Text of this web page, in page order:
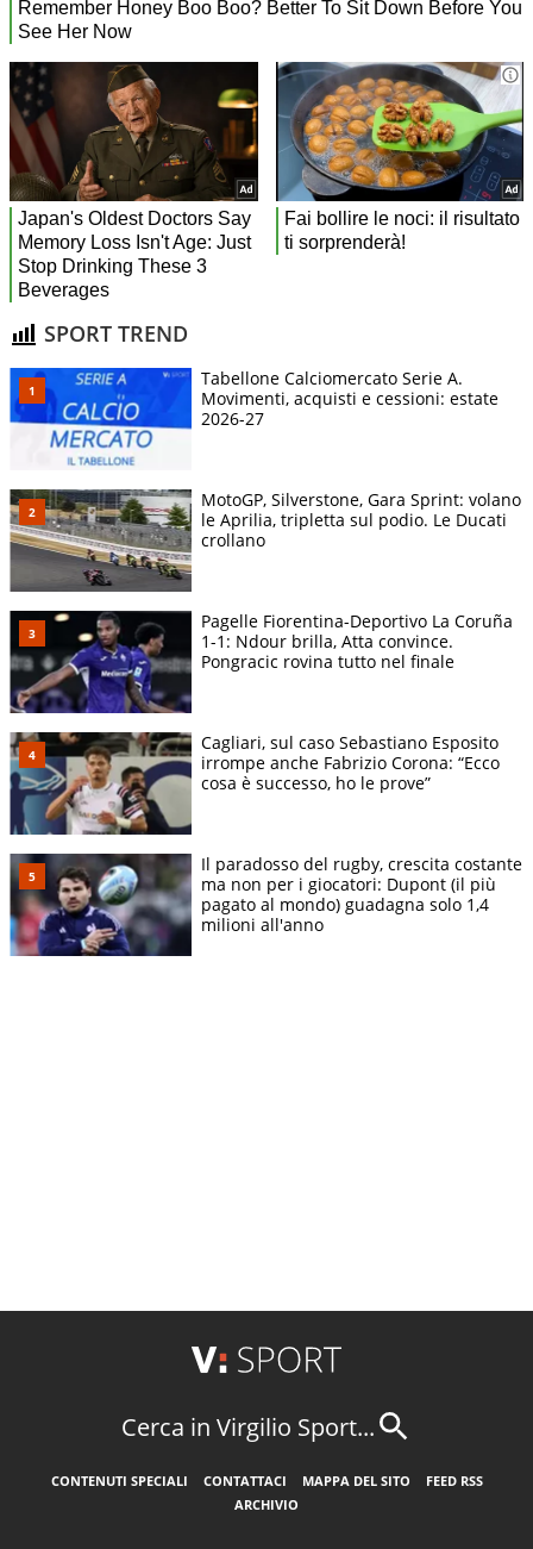
SPORT TREND
Tabellone Calciomercato Serie A.
Movimenti, acquisti e cessioni: estate
2026-27
MotoGP, Silverstone, Gara Sprint: volano
le Aprilia, tripletta sul podio. Le Ducati
crollano
Pagelle Fiorentina-Deportivo La Coruña
1-1: Ndour brilla, Atta convince.
Pongracic rovina tutto nel finale
Cagliari, sul caso Sebastiano Esposito
irrompe anche Fabrizio Corona: “Ecco
cosa è successo, ho le prove”
Il paradosso del rugby, crescita costante
ma non per i giocatori: Dupont (il più
pagato al mondo) guadagna solo 1,4
milioni all'anno
Cerca in Virgilio Sport...
CONTENUTI SPECIALI CONTATTACI MAPPA DEL SITO
FEED RSS
ARCHIVIO